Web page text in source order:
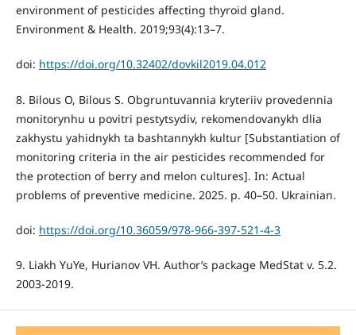
environment of pesticides affecting thyroid gland.
Environment & Health. 2019;93(4):13–7.
doi: https://doi.org/10.32402/dovkil2019.04.012
8. Bilous O, Bilous S. Obgruntuvannia kryteriiv provedennia
monitorynhu u povitri pestytsydiv, rekomendovanykh dlia
zakhystu yahidnykh ta bashtannykh kultur [Substantiation of
monitoring criteria in the air pesticides recommended for
the protection of berry and melon cultures]. In: Actual
problems of preventive medicine. 2025. p. 40–50. Ukrainian.
doi: https://doi.org/10.36059/978-966-397-521-4-3
9. Liakh YuYe, Hurianov VH. Author’s package MedStat v. 5.2.
2003-2019.